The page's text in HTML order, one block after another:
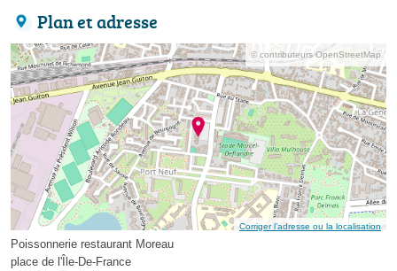
Plan et adresse
© contributeurs OpenStreetMap
Corriger l’adresse ou la localisation
Poissonnerie restaurant Moreau
place de l'Île-De-France